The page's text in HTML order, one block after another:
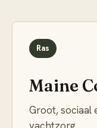
Ras
Maine
Groot, sociaal